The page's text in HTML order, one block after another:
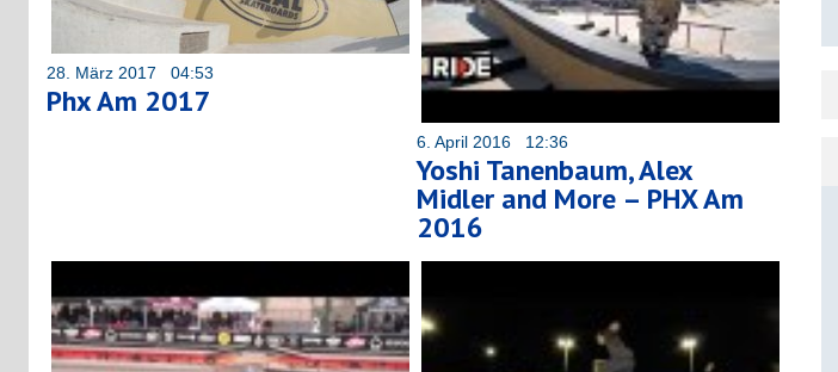
28. März 2017 04:53
Phx Am 2017
6. April 2016 12:36
Yoshi Tanenbaum, Alex
Midler and More – PHX Am
2016